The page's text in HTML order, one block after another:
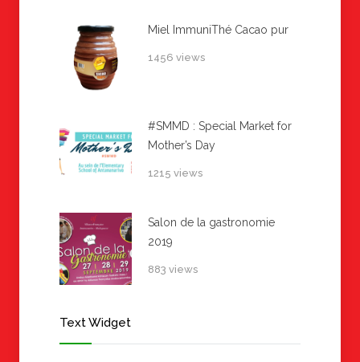
Miel ImmuniThé Cacao pur
1456 views
#SMMD : Special Market for
Mother’s Day
1215 views
Salon de la gastronomie
2019
883 views
Text Widget